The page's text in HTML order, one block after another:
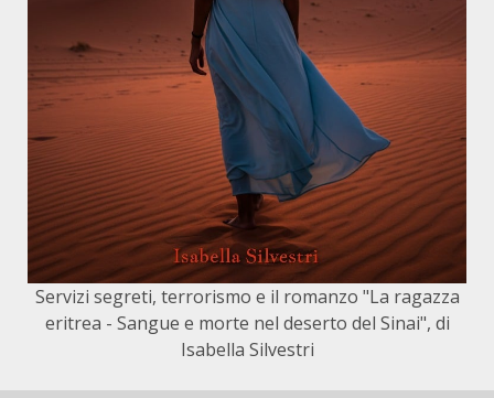
Servizi segreti, terrorismo e il romanzo "La ragazza
eritrea - Sangue e morte nel deserto del Sinai", di
Isabella Silvestri